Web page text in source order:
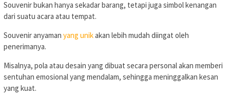
Souvenir bukan hanya sekadar barang, tetapi juga simbol kenangan
dari suatu acara atau tempat.
Souvenir anyaman yang unikakan lebih mudah diingat oleh
penerimanya.
Misalnya, pola atau desain yang dibuat secara personal akan memberi
sentuhan emosional yang mendalam, sehingga meninggalkan kesan
yang kuat.